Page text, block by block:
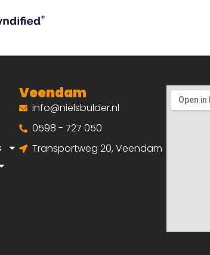
Veendam
info@nielsbulder.nl
0598 - 727 050
Transportweg 20, Veendam